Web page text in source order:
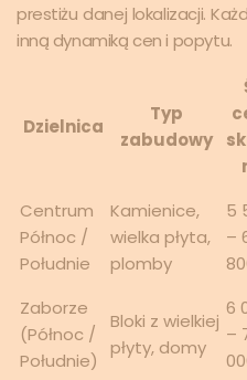
prestiżu danej lokalizacji.
inną dynamiką cen i popytu.
Dzielnica
Typ
zabudowy
Centrum
Północ /
Południe
Kamienice,
wielka płyta,
plomby
5
–
Zaborze
(Północ /
Południe)
Bloki z wielkiej
płyty, domy
6
–